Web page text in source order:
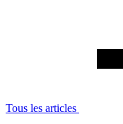
Tous les articles